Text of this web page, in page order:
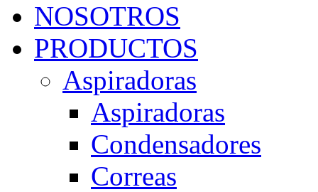
NOSOTROS
PRODUCTOS
Aspiradoras
Aspiradoras
Condensadores
Correas